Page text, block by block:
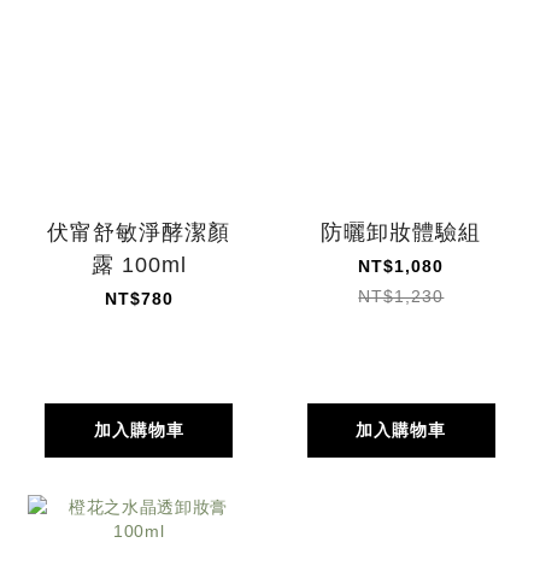
伏甯舒敏淨酵潔顏
露 100ml
NT$780
加入購物車
防曬卸妝體驗組
NT$1,080
NT$1,230
加入購物車